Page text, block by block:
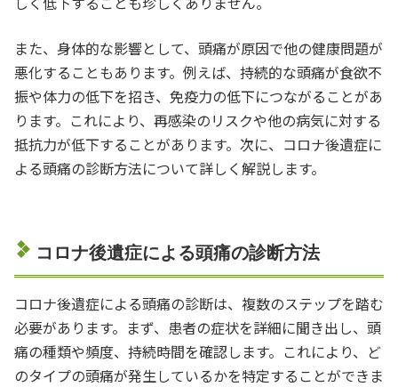
また、身体的な影響として、頭痛が原因で他の健康問題が
悪化することもあります。例えば、持続的な頭痛が食欲不
振や体力の低下を招き、免疫力の低下につながることがあ
ります。これにより、再感染のリスクや他の病気に対する
抵抗力が低下することがあります。次に、コロナ後遺症に
よる頭痛の診断方法について詳しく解説します。
コロナ後遺症による頭痛の診断方法
コロナ後遺症による頭痛の診断は、複数のステップを踏む
必要があります。まず、患者の症状を詳細に聞き出し、頭
痛の種類や頻度、持続時間を確認します。これにより、ど
のタイプの頭痛が発生しているかを特定することができま